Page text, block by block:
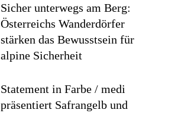
Sicher unterwegs am Berg:
Österreichs Wanderdörfer
stärken das Bewusstsein für
alpine Sicherheit
Statement in Farbe / medi
präsentiert Safrangelb und